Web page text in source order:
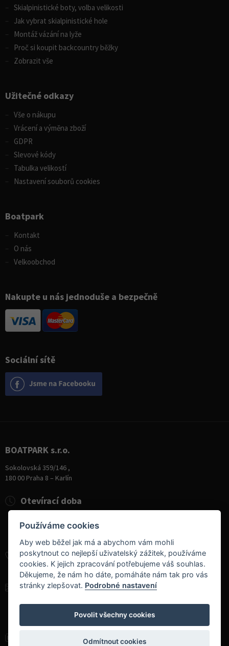
Sociální sítě
Skialpinistické boty, volba velikosti
Jak vybrat skialpinistické hole
Montáž vázání na lyže
Proč si koupit backcountry běžky
Zobrazit vše
Užitečné odkazy
Vše o nákupu
Vrácení a výměna zboží
GDPR
Slevové kódy
Tabulka velikostí
Nastavení souborů cookies
Boatpark
Kontakt
O nás
Velkoobchod
Nakupte u nás jednoduše a bezpečně
BOATPARK s.r.o.
Sokolovská 359/146 ,
180 00 Praha 8 – Karlín
+420 284 826 787
+420 604 728 042
info@boatpark.cz
Otevírací doba
Úterý - Pátek
10:00 - 19:00
Sobota
9:00 - 14:00
Používáme cookies
Aby web běžel jak má a abychom vám mohli
poskytnout co nejlepší uživatelský zážitek, používáme
cookies. K jejich zpracování potřebujeme váš souhlas.
Děkujeme, že nám ho dáte, pomáháte nám tak pro vás
stránky zlepšovat. Podrobné nastavení
Povolit všechny cookies
Odmítnout cookies